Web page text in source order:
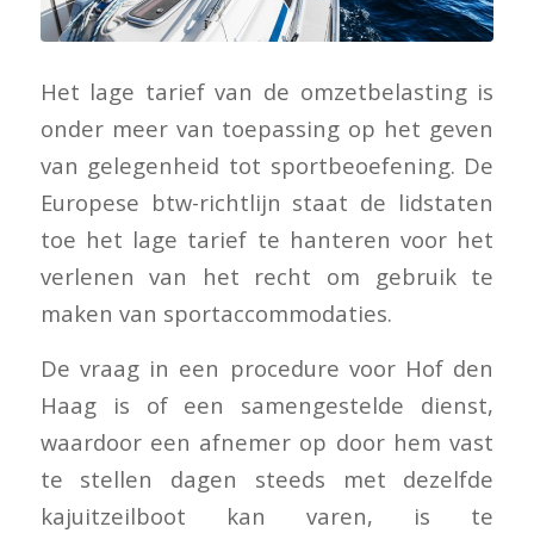
Het lage tarief van de omzetbelasting is
onder meer van toepassing op het geven
van gelegenheid tot sportbeoefening. De
Europese btw-richtlijn staat de lidstaten
toe het lage tarief te hanteren voor het
verlenen van het recht om gebruik te
maken van sportaccommodaties.
De vraag in een procedure voor Hof den
Haag is of een samengestelde dienst,
waardoor een afnemer op door hem vast
te stellen dagen steeds met dezelfde
kajuitzeilboot kan varen, is te